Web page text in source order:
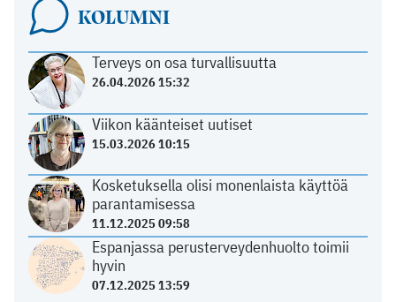
KOLUMNI
Terveys on osa turvallisuutta
26.04.2026 15:32
Viikon käänteiset uutiset
15.03.2026 10:15
Kosketuksella olisi monenlaista käyttöä
parantamisessa
11.12.2025 09:58
Espanjassa perusterveydenhuolto toimii
hyvin
07.12.2025 13:59